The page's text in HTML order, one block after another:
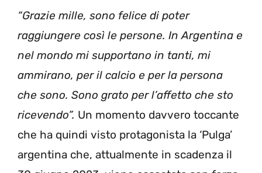
“Grazie mille, sono felice di poter
raggiungere così le persone. In Argentina e
nel mondo mi supportano in tanti, mi
ammirano, per il calcio e per la persona
che sono. Sono grato per l’affetto che sto
ricevendo”. Un momento davvero toccante
che ha quindi visto protagonista la ‘Pulga’
argentina che, attualmente in scadenza il